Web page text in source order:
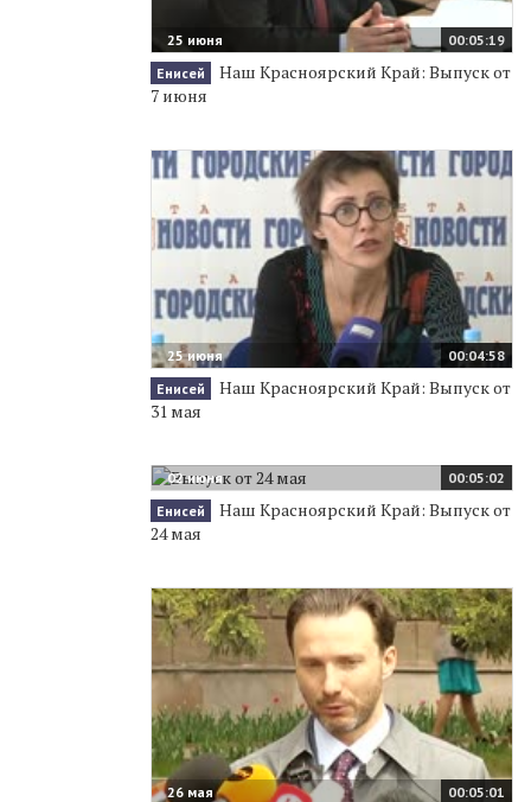
00:05:19
25 июня
Енисей
Наш Красноярский Край: Выпуск от
7 июня
00:04:58
25 июня
Енисей
Наш Красноярский Край: Выпуск от
31 мая
00:05:02
02 июня
Енисей
Наш Красноярский Край: Выпуск от
24 мая
00:05:01
26 мая